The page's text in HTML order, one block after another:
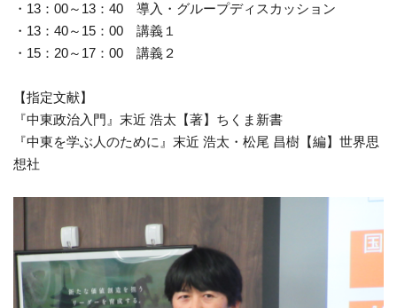
・13：00～13：40 導入・グループディスカッション
・13：40～15：00 講義１
・15：20～17：00 講義２
【指定文献】
『中東政治入門』末近 浩太【著】ちくま新書
『中東を学ぶ人のために』末近 浩太・松尾 昌樹【編】世界思
想社